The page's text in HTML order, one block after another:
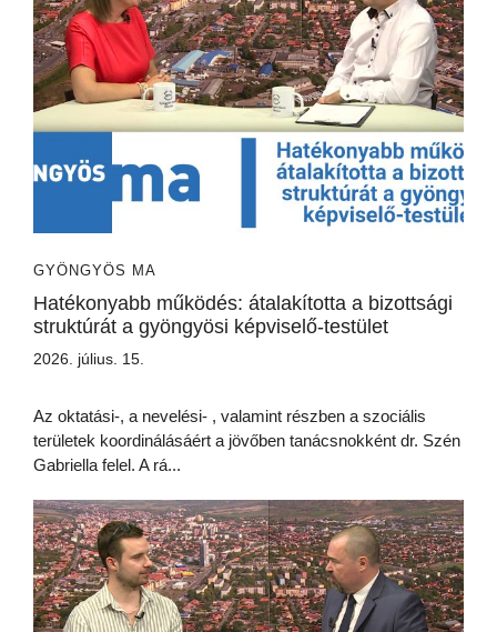
GYÖNGYÖS MA
Hatékonyabb működés: átalakította a bizottsági
struktúrát a gyöngyösi képviselő-testület
2026. július. 15.
Az oktatási-, a nevelési- , valamint részben a szociális
területek koordinálásáért a jövőben tanácsnokként dr. Szén
Gabriella felel. A rá...